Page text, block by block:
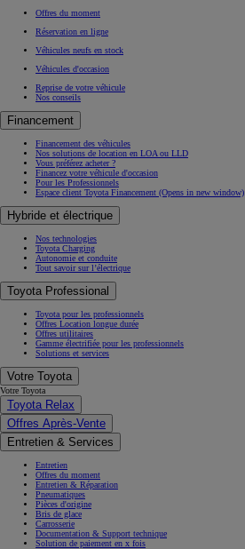
Offres du moment
Réservation en ligne
Véhicules neufs en stock
Véhicules d'occasion
Reprise de votre véhicule
Nos conseils
Financement
Financement des véhicules
Nos solutions de location en LOA ou LLD
Vous préférez acheter ?
Financez votre véhicule d'occasion
Pour les Professionnels
Espace client Toyota Financement (Opens in new window)
Hybride et électrique
Nos technologies
Toyota Charging
Autonomie et conduite
Tout savoir sur l’électrique
Toyota Professional
Toyota pour les professionnels
Offres Location longue durée
Offres utilitaires
Gamme électrifiée pour les professionnels
Solutions et services
Votre Toyota
Votre Toyota
Toyota Relax
Offres Après-Vente
Entretien & Services
Entretien
Offres du moment
Entretien & Réparation
Pneumatiques
Pièces d'origine
Bris de glace
Carrosserie
Documentation & Support technique
Solution de paiement en x fois